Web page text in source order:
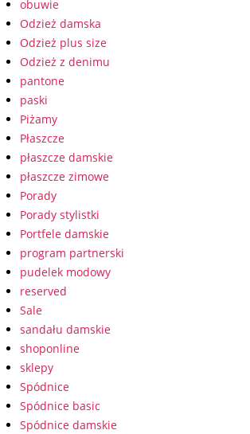
obuwie
Odzież damska
Odzież plus size
Odzież z denimu
pantone
paski
Piżamy
Płaszcze
płaszcze damskie
płaszcze zimowe
Porady
Porady stylistki
Portfele damskie
program partnerski
pudelek modowy
reserved
Sale
sandału damskie
shoponline
sklepy
Spódnice
Spódnice basic
Spódnice damskie